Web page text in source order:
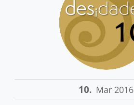
10. Mar 2016